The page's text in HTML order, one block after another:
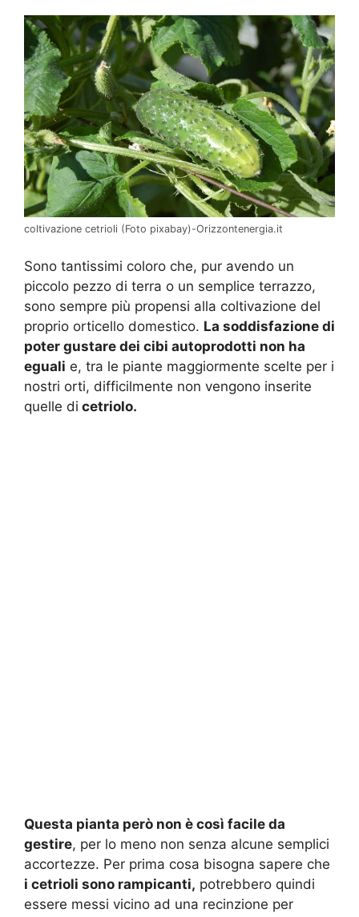
coltivazione cetrioli (Foto pixabay)-Orizzontenergia.it
Sono tantissimi coloro che, pur avendo un
piccolo pezzo di terra o un semplice terrazzo,
sono sempre più propensi alla coltivazione del
proprio orticello domestico. La soddisfazione di
poter gustare dei cibi autoprodotti non ha
eguali e, tra le piante maggiormente scelte per i
nostri orti, difficilmente non vengono inserite
quelle di cetriolo.
Questa pianta però non è così facile da
gestire, per lo meno non senza alcune semplici
accortezze. Per prima cosa bisogna sapere che
i cetrioli sono rampicanti, potrebbero quindi
essere messi vicino ad una recinzione per